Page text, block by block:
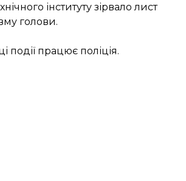
інституту зірвало лист
голови.
події працює поліція.